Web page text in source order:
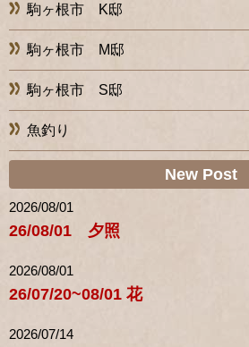
駒ヶ根市 K邸
駒ヶ根市 M邸
駒ヶ根市 S邸
魚釣り
New Post
2026/08/01
26/08/01 夕照
2026/08/01
26/07/20~08/01 花
2026/07/14